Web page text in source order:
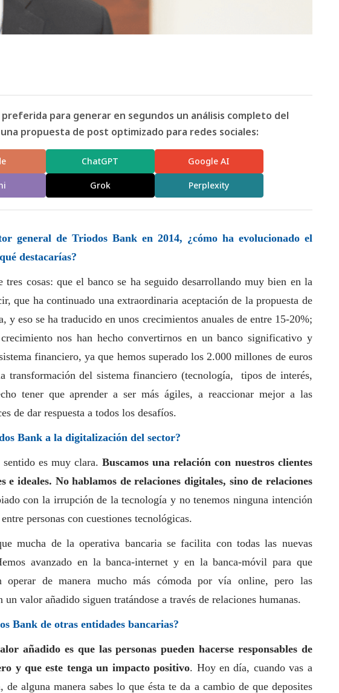
para generar en segundos un análisis completo del
propuesta de post optimizado para redes sociales:
ChatGPT Google AI
Grok Perplexity
general de Triodos Bank en 2014, ¿cómo ha evolucionado el
destacarías?
tres cosas: que el banco se ha seguido desarrollando muy bien en la
que ha continuado una extraordinaria aceptación de la propuesta de
y eso se ha traducido en unos crecimientos anuales de entre 15-20%;
nos han hecho convertirnos en un banco significativo y
financiero, ya que hemos superado los 2.000 millones de euros
transformación del sistema financiero (tecnología, tipos de interés,
tener que aprender a ser más ágiles, a reaccionar mejor a las
de dar respuesta a todos los desafíos.
Bank a la digitalización del sector?
sentido es muy clara.Buscamos una relación con nuestros clientes
e ideales. No hablamos de relaciones digitales, sino de relaciones
con la irrupción de la tecnología y no tenemos ninguna intención
personas con cuestiones tecnológicas.
mucha de la operativa bancaria se facilita con todas las nuevas
avanzado en la banca-internet y en la banca-móvil para que
operar de manera mucho más cómoda por vía online, pero las
un valor añadido siguen tratándose a través de relaciones humanas.
Bank de otras entidades bancarias?
añadido es que las personas pueden hacerse responsables de
y que este tenga un impacto positivo. Hoy en día, cuando vas a
alguna manera sabes lo que ésta te da a cambio de que deposites